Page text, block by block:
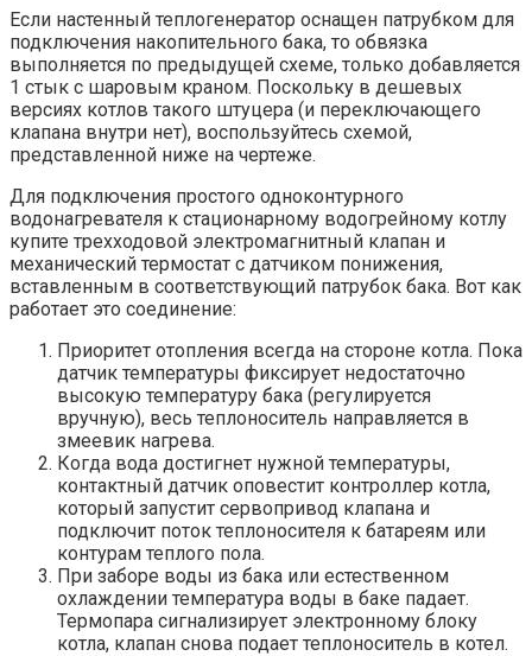
Если настенный теплогенератор оснащен патрубком для
подключения накопительного бака, то обвязка
выполняется по предыдущей схеме, только добавляется
1 стык с шаровым краном. Поскольку в дешевых
версиях котлов такого штуцера (и переключающего
клапана внутри нет), воспользуйтесь схемой,
представленной ниже на чертеже.
Для подключения простого одноконтурного
водонагревателя к стационарному водогрейному котлу
купите трехходовой электромагнитный клапан и
механический термостат с датчиком понижения,
вставленным в соответствующий патрубок бака. Вот как
работает это соединение:
Приоритет отопления всегда на стороне котла. Пока
датчик температуры фиксирует недостаточно
высокую температуру бака (регулируется
вручную), весь теплоноситель направляется в
змеевик нагрева.
Когда вода достигнет нужной температуры,
контактный датчик оповестит контроллер котла,
который запустит сервопривод клапана и
подключит поток теплоносителя к батареям или
контурам теплого пола.
При заборе воды из бака или естественном
охлаждении температура воды в баке падает.
Термопара сигнализирует электронному блоку
котла, клапан снова подает теплоноситель в котел.